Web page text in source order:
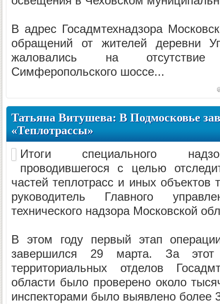
В адрес Госадмтехнадзора
обращений от жителей деревни
жаловались на
Симферопольского шоссе...
Татьяна Витушева: В Подмосковье
«Теплотрассы»
Итоги специального
проводившегося с целью
частей теплотрасс и иных объектов
руководитель Главного
технического надзора Московской
В этом году первый этап
завершился 29 марта. За этот
территориальных отделов
области было проверено около
инспекторами было выявлено более